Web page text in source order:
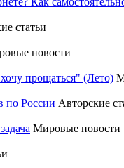
статьи
новости
прощаться" (Лето)
по России Авторские
Мировые новости